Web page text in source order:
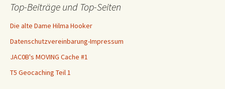
Top-Beiträge und Top-Seiten
Die alte Dame Hilma Hooker
Datenschutzvereinbarung-Impressum
JAC0B's MOVING Cache #1
T5 Geocaching Teil 1